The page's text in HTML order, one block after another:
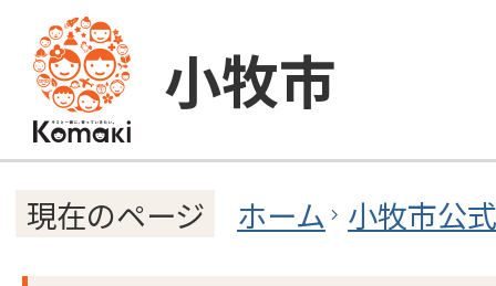
小牧市
現在のページ ホーム 小牧市公